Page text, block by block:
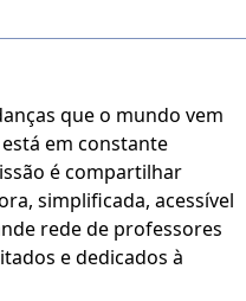
que o mundo vem
em constante
é compartilhar
simplificada, acessível
e dedicados à